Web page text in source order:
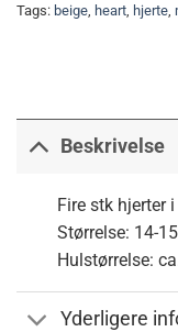
Tags: beige heart hjerte
Beskrivelse
Fire stk hjerter
Størrelse: 14-
Hulstørrelse:
Yderligere